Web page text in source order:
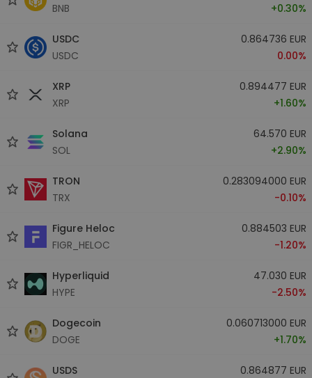
BNB
+0.30%
USDC
USDC
0.864736 EUR
0.00%
XRP
XRP
0.894477 EUR
+1.60%
Solana
SOL
64.570 EUR
+2.90%
TRON
TRX
0.283094000 EUR
-0.10%
Figure Heloc
FIGR_HELOC
0.884503 EUR
-1.20%
Hyperliquid
HYPE
47.030 EUR
-2.50%
Dogecoin
DOGE
0.060713000 EUR
+1.70%
USDS
0.864877 EUR